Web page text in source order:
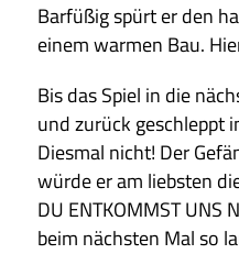
Bar­fü­ßig spürt er den
einem war­men Bau.
Bis das Spiel in die
und zurück geschleppt
Dies­mal nicht! Der
würde er am lieb­sten
DU ENTKOMMST UNS
beim näch­sten Mal so